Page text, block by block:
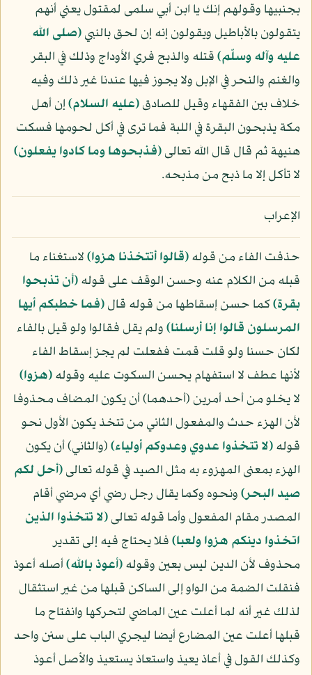
بجنبيها وقولهم إنك يا ابن أبي سلمى لمقتول يعني أنهم
يتقولون بالأباطيل ويقولون إنه إن لحق بالنبي(صلى الله
عليه وآله وسلّم)قتله والذبح فري الأوداج وذلك في البقر
والغنم والنحر في الإبل ولا يجوز فيها عندنا غير ذلك وفيه
خلاف بين الفقهاء وقيل للصادق(عليه السلام)إن أهل
مكة يذبحون البقرة في اللبة فما ترى في أكل لحومها فسكت
هنيهة ثم قال قال الله تعالى﴿فذبحوها وما كادوا يفعلون﴾
لا تأكل إلا ما ذبح من مذبحه.
الإعراب
حذفت الفاء من قوله﴿قالوا أتتخذنا هزوا﴾لاستغناء ما
قبله من الكلام عنه وحسن الوقف على قوله﴿أن تذبحوا
بقرة﴾كما حسن إسقاطها من قوله قال﴿فما خطبكم أيها
المرسلون قالوا إنا أرسلنا﴾ولم يقل فقالوا ولو قيل بالفاء
لكان حسنا ولو قلت قمت ففعلت لم يجز إسقاط الفاء
لأنها عطف لا استفهام يحسن السكوت عليه وقوله﴿هزوا﴾
لا يخلو من أحد أمرين (أحدهما) أن يكون المضاف محذوفا
لأن الهزء حدث والمفعول الثاني من تتخذ يكون الأول نحو
قوله﴿لا تتخذوا عدوي وعدوكم أولياء﴾(والثاني) أن يكون
الهزء بمعنى المهزوء به مثل الصيد في قوله تعالى﴿أحل لكم
صيد البحر﴾ونحوه وكما يقال رجل رضي أي مرضي أقام
المصدر مقام المفعول وأما قوله تعالى﴿لا تتخذوا الذين
اتخذوا دينكم هزوا ولعبا﴾فلا يحتاج فيه إلى تقدير
محذوف لأن الدين ليس بعين وقوله﴿أعوذ بالله﴾أصله أعوذ
فنقلت الضمة من الواو إلى الساكن قبلها من غير استثقال
لذلك غير أنه لما أعلت عين الماضي لتحركها وانفتاح ما
قبلها أعلت عين المضارع أيضا ليجري الباب على سنن واحد
وكذلك القول في أعاذ يعيذ واستعاذ يستعيذ والأصل أعوذ